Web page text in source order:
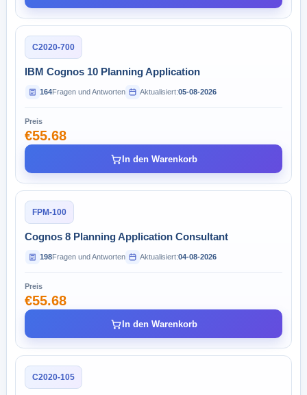
C2020-700
IBM Cognos 10 Planning Application
164Fragen und Antworten Aktualisiert:05-08-2026
Preis
€55.68
In den Warenkorb
FPM-100
Cognos 8 Planning Application Consultant
198Fragen und Antworten Aktualisiert:04-08-2026
Preis
€55.68
In den Warenkorb
C2020-105